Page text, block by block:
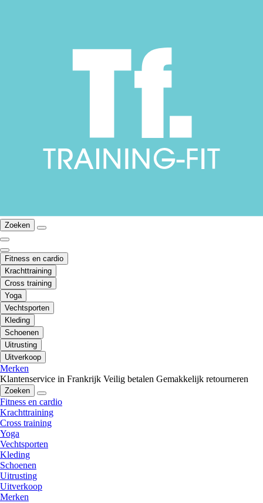
Zoeken
Fitness en cardio
Krachttraining
Cross training
Yoga
Vechtsporten
Kleding
Schoenen
Uitrusting
Uitverkoop
Merken
Klantenservice in Frankrijk Veilig betalen Gemakkelijk retourneren
Zoeken
Fitness en cardio
Krachttraining
Cross training
Yoga
Vechtsporten
Kleding
Schoenen
Uitrusting
Uitverkoop
Merken